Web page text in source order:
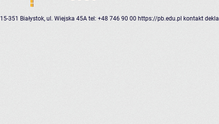
15-351 Białystok, ul. Wiejska 45A tel: +48 746 90 00 https://pb.edu.pl kontakt